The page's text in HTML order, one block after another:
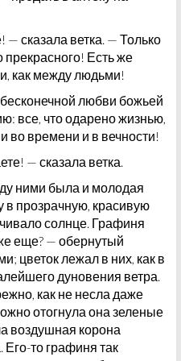
сказала ветка. — Только
прекрасного! Есть же
как между людьми!
любви божьей
все, что одарено жизнью,
во времени и в вечности!
— сказала ветка.
ними была и молодая
в прозрачную, красивую
солнце. Графиня
еще? — обернутый
цветок лежал в них, как в
дуновения ветра.
как не несла даже
отогнула она зеленые
воздушная корона
Его-то графиня так